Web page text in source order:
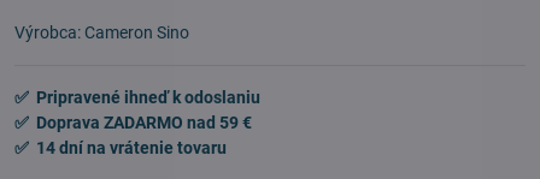
Výrobca: Cameron Sino
✅ Pripravené ihneď k odoslaniu
✅ Doprava ZADARMO nad 59 €
✅ 14 dní na vrátenie tovaru